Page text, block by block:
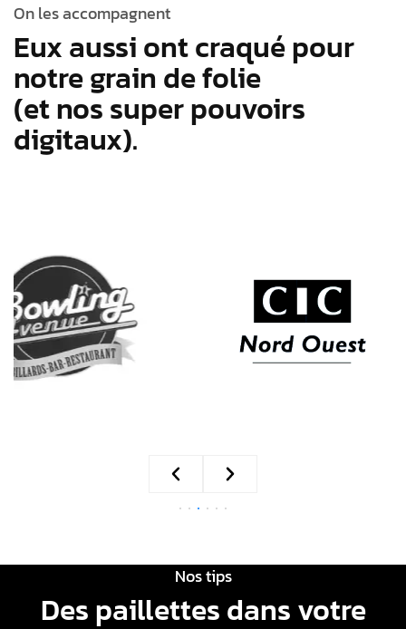
On les accompagnent
Eux aussi ont craqué pour
notre grain de folie
(et nos super pouvoirs
digitaux).
Nos tips
Des paillettes dans votre